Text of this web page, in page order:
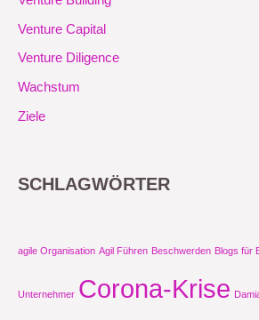
Venture Capital
Venture Diligence
Wachstum
Ziele
SCHLAGWÖRTER
agile Organisation Agil Führen Beschwerden Blogs für
Unternehmer Corona-Krise